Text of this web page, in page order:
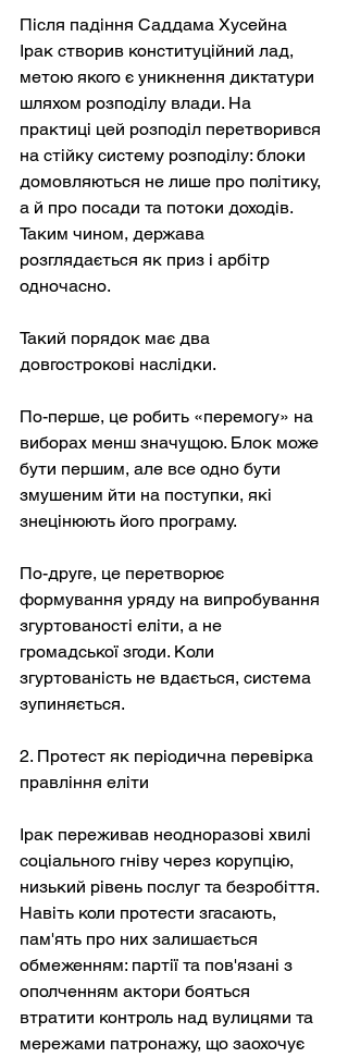
Після падіння Саддама Хусейна
Ірак створив конституційний лад,
метою якого є уникнення диктатури
шляхом розподілу влади. На
практиці цей розподіл перетворився
на стійку систему розподілу: блоки
домовляються не лише про політику,
а й про посади та потоки доходів.
Таким чином, держава
розглядається як приз і арбітр
одночасно.
Такий порядок має два
довгострокові наслідки.
По-перше, це робить «перемогу» на
виборах менш значущою. Блок може
бути першим, але все одно бути
змушеним йти на поступки, які
знецінюють його програму.
По-друге, це перетворює
формування уряду на випробування
згуртованості еліти, а не
громадської згоди. Коли
згуртованість не вдається, система
зупиняється.
2. Протест як періодична перевірка
правління еліти
Ірак переживав неодноразові хвилі
соціального гніву через корупцію,
низький рівень послуг та безробіття.
Навіть коли протести згасають,
пам'ять про них залишається
обмеженням: партії та пов'язані з
ополченням актори бояться
втратити контроль над вулицями та
мережами патронажу, що заохочує